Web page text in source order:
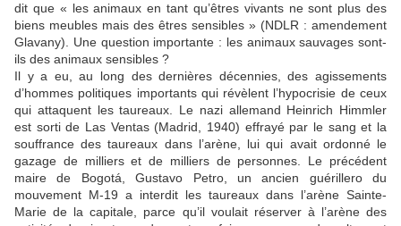
dit que « les animaux en tant qu’êtres vivants ne sont plus des
biens meubles mais des êtres sensibles » (NDLR : amendement
Glavany). Une question importante : les animaux sauvages sont-
ils des animaux sensibles ?
Il y a eu, au long des dernières décennies, des agissements
d’hommes politiques importants qui révèlent l’hypocrisie de ceux
qui attaquent les taureaux. Le nazi allemand Heinrich Himmler
est sorti de Las Ventas (Madrid, 1940) effrayé par le sang et la
souffrance des taureaux dans l’arène, lui qui avait ordonné le
gazage de milliers et de milliers de personnes. Le précédent
maire de Bogotá, Gustavo Petro, un ancien guérillero du
mouvement M-19 a interdit les taureaux dans l’arène Sainte-
Marie de la capitale, parce qu’il voulait réserver à l’arène des